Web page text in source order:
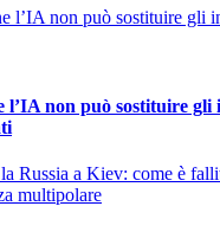
l’IA non può sostituire gli